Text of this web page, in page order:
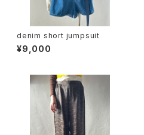
denim short jumpsuit
¥9,000